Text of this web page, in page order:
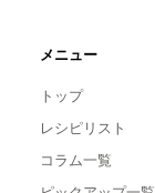
メニュー
トップ
レシピリスト
コラム一覧